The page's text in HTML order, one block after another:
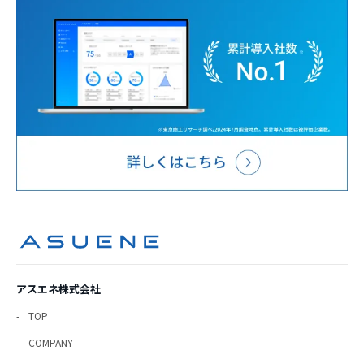
アスエネ株式会社
TOP
COMPANY